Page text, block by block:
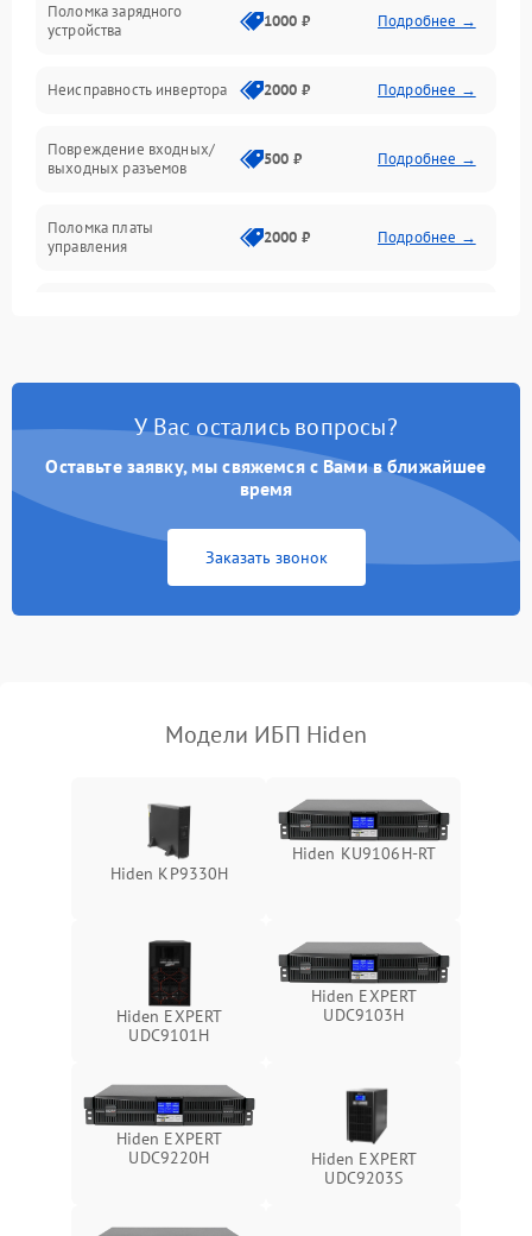
Механические повреждения
Механика
Поломка зарядного
устройства
1000 ₽ Подробнее →
Неисправность инвертора 2000 ₽ Подробнее →
Повреждение входных/
выходных разъемов
500 ₽ Подробнее →
Поломка платы
управления
2000 ₽ Подробнее →
Повреждение
Поломка предохранителя 100 ₽ Подробнее →
Неисправность системы
1000 ₽
индикаторов
Неисправность системы
2000 ₽ Подробнее →
Неисправность системы
мониторинга
Подробнее →
Повреждение внутренних
проводов
Неисправность системы
Подробнее →
У Вас остались вопросы?
Оставьте заявку, мы свяжемся с Вами в ближайшее
время
Заказать звонок
Модели ИБП Hiden
Hiden KP9330H
Hiden KU9106H-RT
Hiden EXPERT
UDC9101H
Hiden EXPERT
UDC9103H
Hiden EXPERT
UDC9220H
Hiden EXPERT
UDC9203S